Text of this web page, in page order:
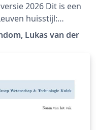
Dit is een
huisstijl:
services/wms/c
Lukas van der